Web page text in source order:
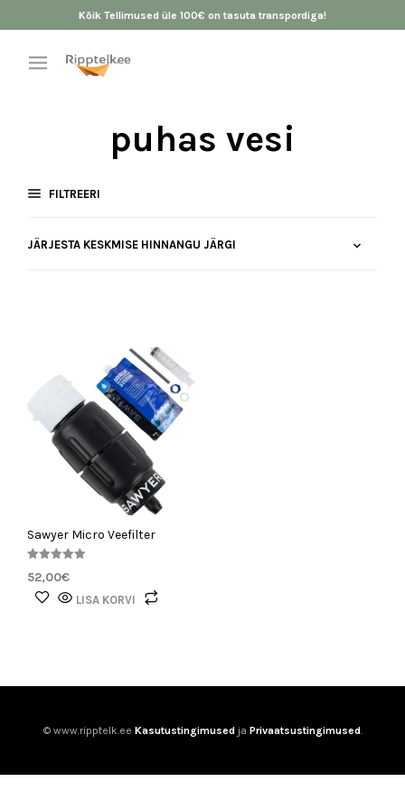
Kõik Tellimused üle 100€ on tasuta transpordiga!
puhas vesi
FILTREERI
Sawyer Micro Veefilter
5.00
/ 5
52,00€
LISA KORVI
© www.ripptelk.ee Kasutustingimusedja Privaatsustingimused.